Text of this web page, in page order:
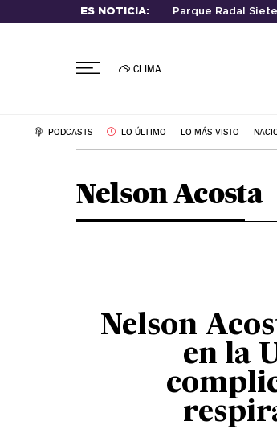
ES NOTICIA: Parque Radal
CLIMA
PODCASTS LO ÚLTIMO LO MÁS VISTO
Nelson Acosta
Nelson
en la